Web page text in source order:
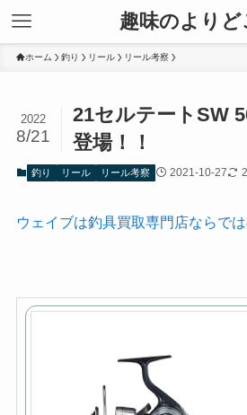
趣味のよりど
ホーム 釣り リール リール考察
21セルテートSW
登場！！
2022
8/21
釣り リール リール考察 2021-10-27
ウェイブは釣具買取専門店ならで